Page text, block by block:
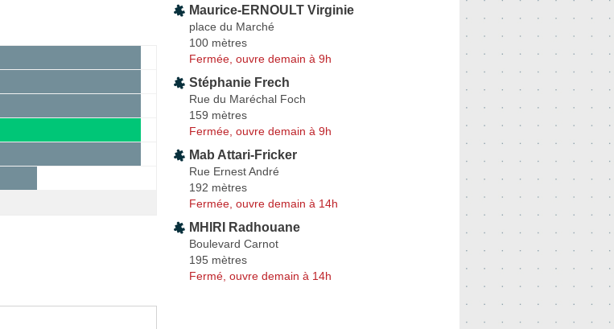
Maurice-ERNOULT Virginie
place du Marché
100 mètres
Fermée, ouvre demain à 9h
Stéphanie Frech
Rue du Maréchal Foch
159 mètres
Fermée, ouvre demain à 9h
Mab Attari-Fricker
Rue Ernest André
192 mètres
Fermée, ouvre demain à 14h
MHIRI Radhouane
Boulevard Carnot
195 mètres
Fermé, ouvre demain à 14h